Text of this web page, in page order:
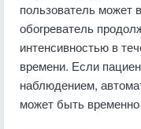
пользователь может
обогреватель
интенсивностью в
времени. Если
наблюдением,
может быть